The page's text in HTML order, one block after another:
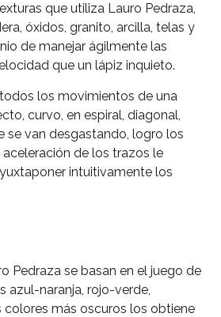
que utiliza Lauro Pedraza,
óxidos, granito, arcilla, telas y
de manejar ágilmente las
que un lápiz inquieto.
los movimientos de una
curvo, en espiral, diagonal,
se van desgastando, logro los
aceleración de los trazos le
intuitivamente los
Pedraza se basan en el juego de
azul-naranja, rojo-verde,
más oscuros los obtiene